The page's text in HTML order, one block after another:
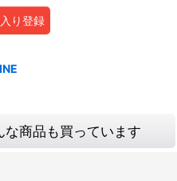
り登録
商品も買っています